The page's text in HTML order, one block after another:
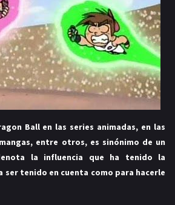
Ball en las series animadas, en las
entre otros, es sinónimo de un
la influencia que ha tenido la
tenido en cuenta como para hacerle